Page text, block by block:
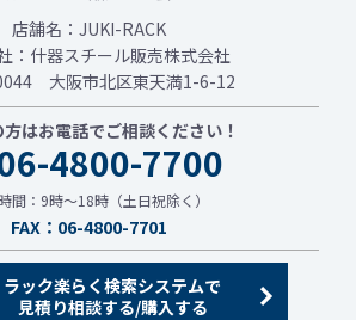
店舗名：JUKI-RACK
：什器スチール販売株式会社
大阪市北区東天満1-6-12
はお電話でご相談ください！
4800-7700
間：9時～18時（土日祝除く）
FAX：06-4800-7701
ラック楽らく検索システムで
見積り相談する/購入する